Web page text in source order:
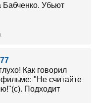
Бабченко. Убьют
Как говорил
"Не считайте
Подходит